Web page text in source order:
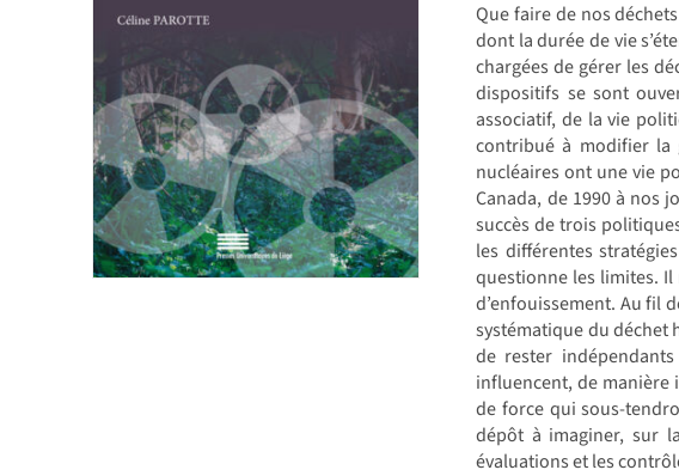
Que faire de nos
dont la durée de vie
chargées de gérer les
dispositifs se sont
associatif, de la vie
contribué à modifier la
nucléaires ont une vie
Canada, de 1990 à nos
succès de trois
les différentes
questionne les limites. Il
d’enfouissement. Au fil
systématique du déchet
de rester
influencent, de manière
de force qui sous-
dépôt à imaginer, sur
évaluations et les